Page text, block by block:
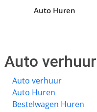
Auto Huren
Auto verhuur
Auto verhuur
Auto Huren
Bestelwagen Huren